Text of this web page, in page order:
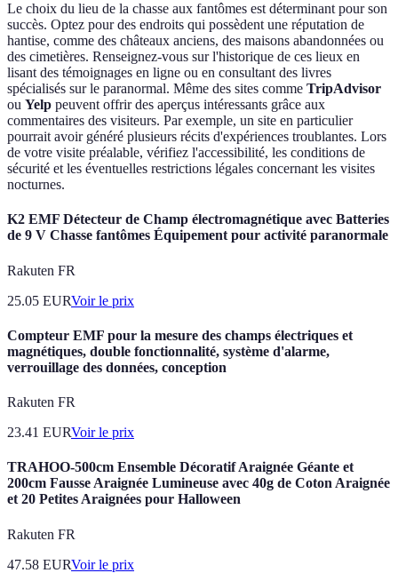
Le choix du lieu de la chasse aux fantômes est déterminant pour son
succès. Optez pour des endroits qui possèdent une réputation de
hantise, comme des châteaux anciens, des maisons abandonnées ou
des cimetières. Renseignez-vous sur l'historique de ces lieux en
lisant des témoignages en ligne ou en consultant des livres
spécialisés sur le paranormal. Même des sites comme TripAdvisor
ou Yelp peuvent offrir des aperçus intéressants grâce aux
commentaires des visiteurs. Par exemple, un site en particulier
pourrait avoir généré plusieurs récits d'expériences troublantes. Lors
de votre visite préalable, vérifiez l'accessibilité, les conditions de
sécurité et les éventuelles restrictions légales concernant les visites
nocturnes.
K2 EMF Détecteur de Champ électromagnétique avec Batteries
de 9 V Chasse fantômes Équipement pour activité paranormale
Rakuten FR
25.05 EURVoir le prix
Compteur EMF pour la mesure des champs électriques et
magnétiques, double fonctionnalité, système d'alarme,
verrouillage des données, conception
Rakuten FR
23.41 EURVoir le prix
TRAHOO-500cm Ensemble Décoratif Araignée Géante et
200cm Fausse Araignée Lumineuse avec 40g de Coton Araignée
et 20 Petites Araignées pour Halloween
Rakuten FR
47.58 EURVoir le prix